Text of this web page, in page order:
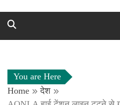
You are Here
Home
देश